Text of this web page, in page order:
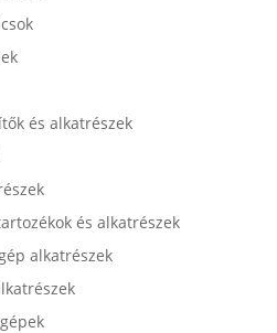
és alkatrészek
és alkatrészek
alkatrészek